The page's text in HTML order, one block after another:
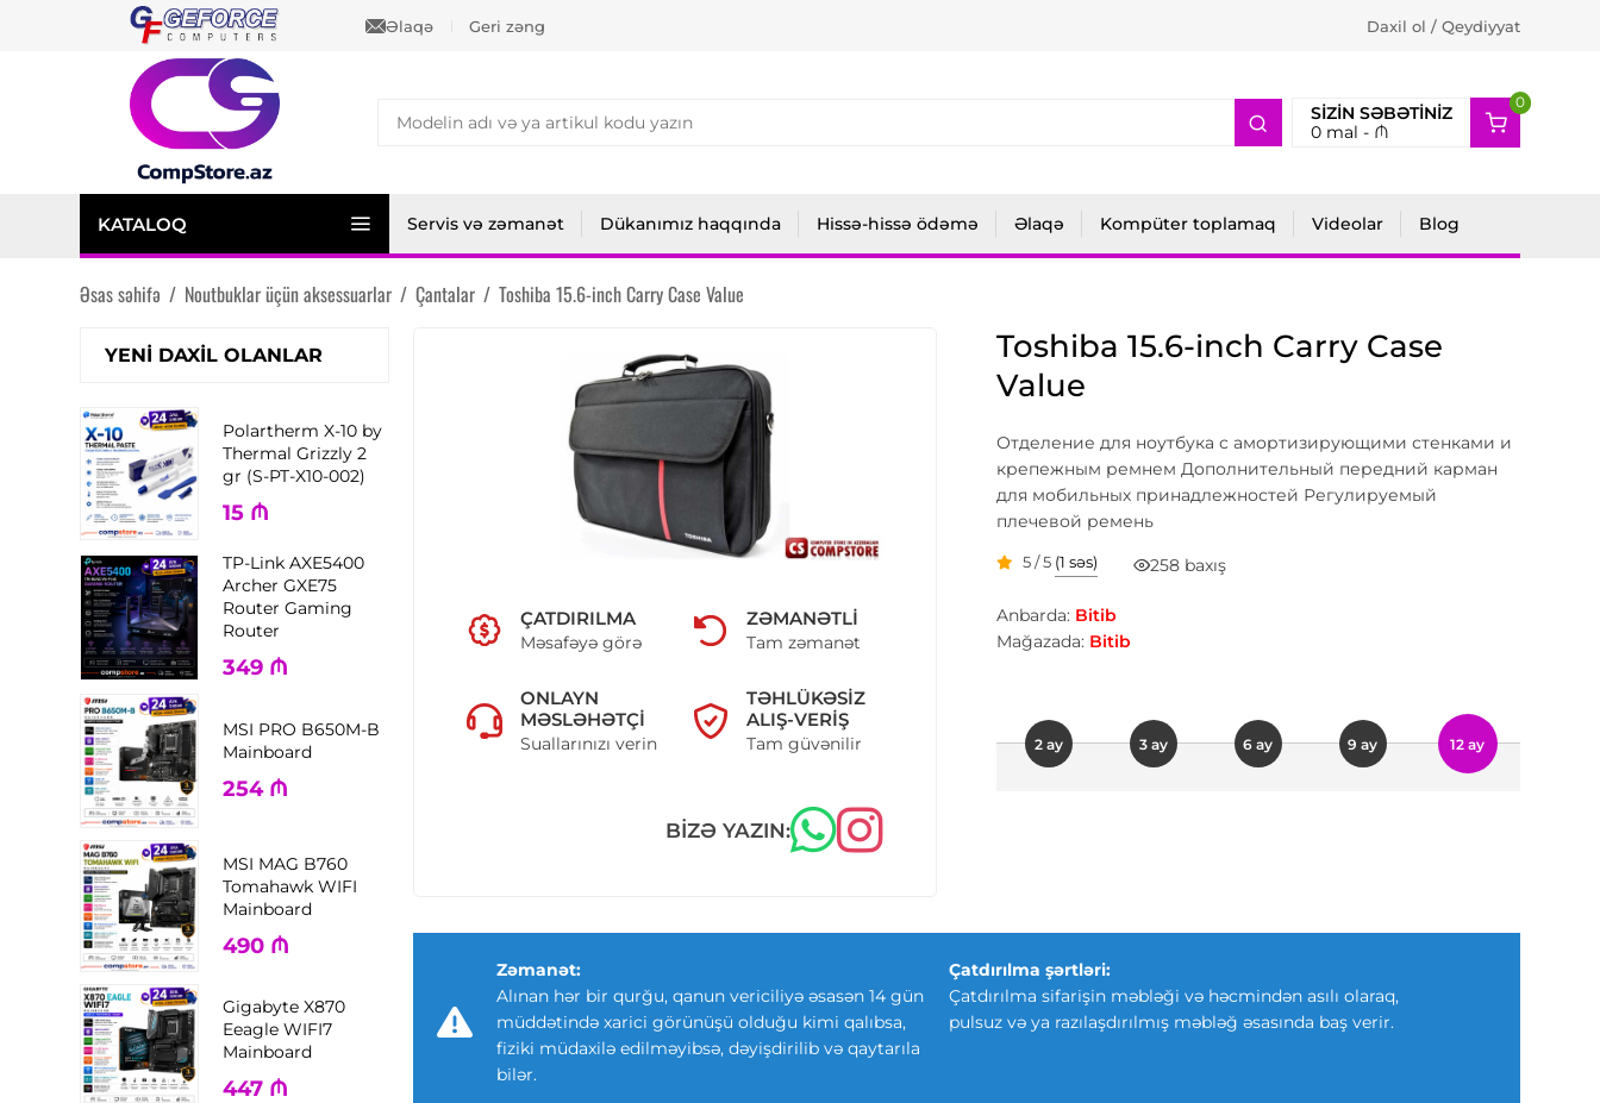
Əlaqə Geri zəng Daxil ol / Qeydiyyat
SIZIN SƏBƏTINIZ
0mal - ₼
0
2
KATALOQ Servis və zəmanət Dükanımız haqqında Hissə-hissə ödəmə Əlaqə Kompüter toplamaq Videolar Blog
Əsas səhifə / Noutbuklar üçün aksessuarlar / Çantalar / Toshiba 15.6-inch Carry Case Value
YENI DAXIL OLANLAR
Polartherm X-10 by
Thermal Grizzly 2
gr (S-PT-X10-002)
15 ₼
TP-Link AXE5400
Archer GXE75
Router Gaming
Router
349 ₼
MSI PRO B650M-B
Mainboard
254 ₼
MSI MAG B760
Tomahawk WIFI
Mainboard
490 ₼
Gigabyte X870
Eeagle WIFI7
Mainboard
447 ₼
ÇATDIRILMA
Məsafəyə görə
ZƏMANƏTLI
Tam zəmanət
ONLAYN
MƏSLƏHƏTÇI
Suallarınızı verin
TƏHLÜKƏSIZ
ALIŞ-VERIŞ
Tam güvənilir
BIZƏ YAZIN:
Toshiba 15.6-inch Carry Case
Value
Отделение для ноутбука с амортизирующими стенками и
крепежным ремнем Дополнительный передний карман
для мобильных принадлежностей Регулируемый
плечевой ремень
5 / 5 (1 səs) 258 baxış
Anbarda: Bitib
Mağazada: Bitib
2 ay 3 ay 6 ay 9 ay 12 ay
Zəmanət:
Alınan hər bir qurğu, qanun vericiliyə əsasən 14 gün
müddətində xarici görünüşü olduğu kimi qalıbsa,
fiziki müdaxilə edilməyibsə, dəyişdirilib və qaytarıla
bilər.
Çatdırılma şərtləri:
Çatdırılma sifarişin məbləği və həcmindən asılı olaraq,
pulsuz və ya razılaşdırılmış məbləğ əsasında baş verir.